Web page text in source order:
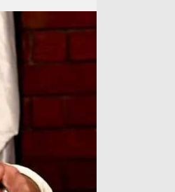
آراء حرة
ركن الألعاب